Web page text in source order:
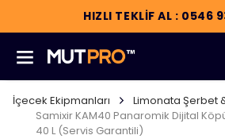
HIZLI TEKLİF AL : 0546
İçecek Ekipmanları
Limonata Şerbet
Samixir KAM40 Panaromik Dijital
40 L (Servis Garantili)